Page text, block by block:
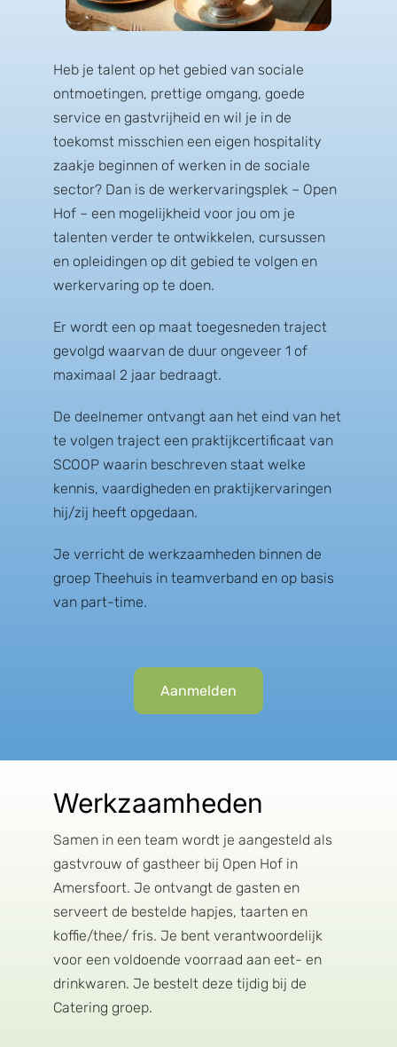
Heb je talent op het gebied van sociale
ontmoetingen, prettige omgang, goede
service en gastvrijheid en wil je in de
toekomst misschien een eigen hospitality
zaakje beginnen of werken in de sociale
sector? Dan is de werkervaringsplek – Open
Hof – een mogelijkheid voor jou om je
talenten verder te ontwikkelen, cursussen
en opleidingen op dit gebied te volgen en
werkervaring op te doen.
Er wordt een op maat toegesneden traject
gevolgd waarvan de duur ongeveer 1 of
maximaal 2 jaar bedraagt.
De deelnemer ontvangt aan het eind van het
te volgen traject een praktijkcertificaat van
SCOOP waarin beschreven staat welke
kennis, vaardigheden en praktijkervaringen
hij/zij heeft opgedaan.
Je verricht de werkzaamheden binnen de
groep Theehuis in teamverband en op basis
van part-time.
Aanmelden
Werkzaamheden
Samen in een team wordt je aangesteld als
gastvrouw of gastheer bij Open Hof in
Amersfoort. Je ontvangt de gasten en
serveert de bestelde hapjes, taarten en
koffie/thee/ fris. Je bent verantwoordelijk
voor een voldoende voorraad aan eet- en
drinkwaren. Je bestelt deze tijdig bij de
Catering groep.